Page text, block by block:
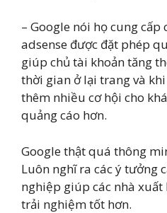
– Google nói họ cung cấp
adsense được đặt phép
giúp chủ tài khoản tăng
thời gian ở lại trang và
thêm nhiều cơ hội cho
quảng cáo hơn.
Google thật quá thông
Luôn nghĩ ra các ý tưởng
nghiệp giúp các nhà
trải nghiệm tốt hơn.